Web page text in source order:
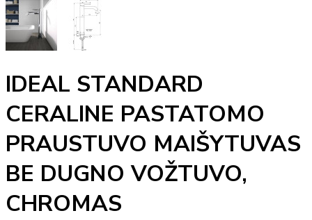
IDEAL STANDARD
CERALINE PASTATOMO
PRAUSTUVO MAIŠYTUVAS
BE DUGNO VOŽTUVO,
CHROMAS